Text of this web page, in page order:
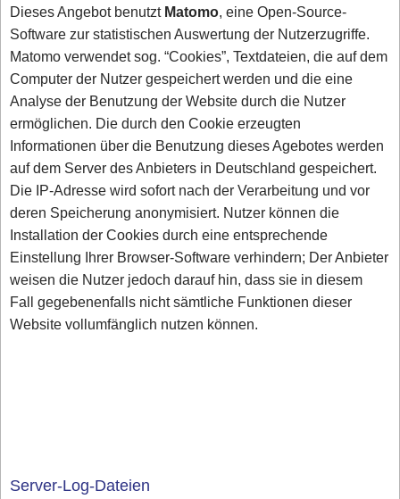
Dieses Angebot benutztMatomo, eine Open-Source-
Software zur statistischen Auswertung der Nutzerzugriffe.
Matomo verwendet sog. “Cookies”, Textdateien, die auf dem
Computer der Nutzer gespeichert werden und die eine
Analyse der Benutzung der Website durch die Nutzer
ermöglichen. Die durch den Cookie erzeugten
Informationen über die Benutzung dieses Agebotes werden
auf dem Server des Anbieters in Deutschland gespeichert.
Die IP-Adresse wird sofort nach der Verarbeitung und vor
deren Speicherung anonymisiert. Nutzer können die
Installation der Cookies durch eine entsprechende
Einstellung Ihrer Browser-Software verhindern; Der Anbieter
weisen die Nutzer jedoch darauf hin, dass sie in diesem
Fall gegebenenfalls nicht sämtliche Funktionen dieser
Website vollumfänglich nutzen können.
Server-Log-Dateien